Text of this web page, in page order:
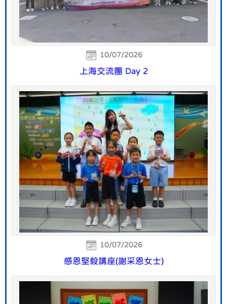
10/07/2026
上海交流團 Day 2
10/07/2026
感恩堅毅講座(謝采恩女士)